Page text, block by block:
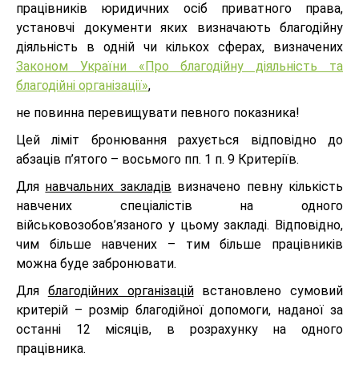
працівників юридичних осіб приватного права,
установчі документи яких визначають благодійну
діяльність в одній чи кількох сферах, визначених
Законом України «Про благодійну діяльність та
благодійні організації»,
не повинна перевищувати певного показника!
Цей ліміт бронювання рахується відповідно до
абзаців п’ятого – восьмого пп. 1 п. 9 Критеріїв.
Для навчальних закладів визначено певну кількість
навчених спеціалістів на одного
військовозобов’язаного у цьому закладі. Відповідно,
чим більше навчених – тим більше працівників
можна буде забронювати.
Для благодійних організаційвстановлено сумовий
критерій – розмір благодійної допомоги, наданої за
останні 12 місяців, в розрахунку на одного
працівника.